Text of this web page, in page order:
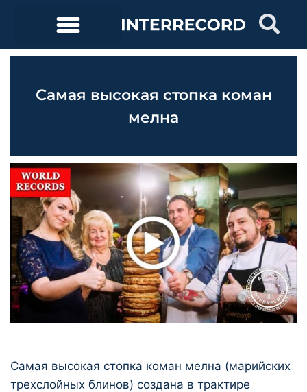
Самая высокая стопка коман
мелна
Самая высокая стопка коман мелна (марийских
трехслойных блинов) создана в трактире